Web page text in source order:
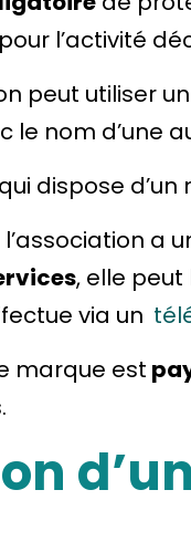
l’activité
peut utiliser
le nom d’une
dispose
l’association a
, elle
via un
marque est